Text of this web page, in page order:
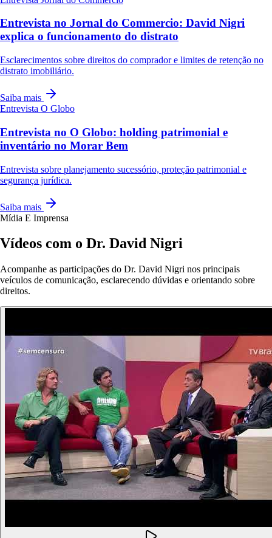
Entrevista no Jornal do Commercio: David Nigri
explica o funcionamento do distrato
Esclarecimentos sobre direitos do comprador e limites de retenção no
distrato imobiliário.
Saiba mais
Entrevista O Globo
Entrevista no O Globo: holding patrimonial e
inventário no Morar Bem
Entrevista sobre planejamento sucessório, proteção patrimonial e
segurança jurídica.
Saiba mais
Mídia E Imprensa
Vídeos com o Dr. David Nigri
Acompanhe as participações do Dr. David Nigri nos principais
veículos de comunicação, esclarecendo dúvidas e orientando sobre
direitos.